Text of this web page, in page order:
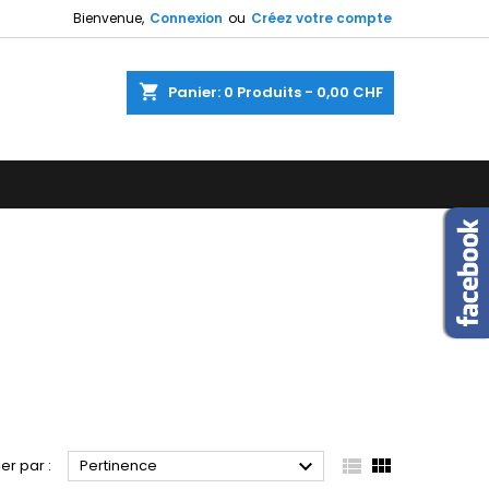
Bienvenue, Connexion ou Créez votre compte
shopping_cart Panier: 0 Produits - 0,00 CHF
par : Pertinence   